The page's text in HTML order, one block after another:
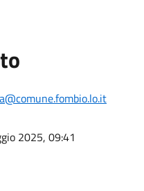
2025, 09:41